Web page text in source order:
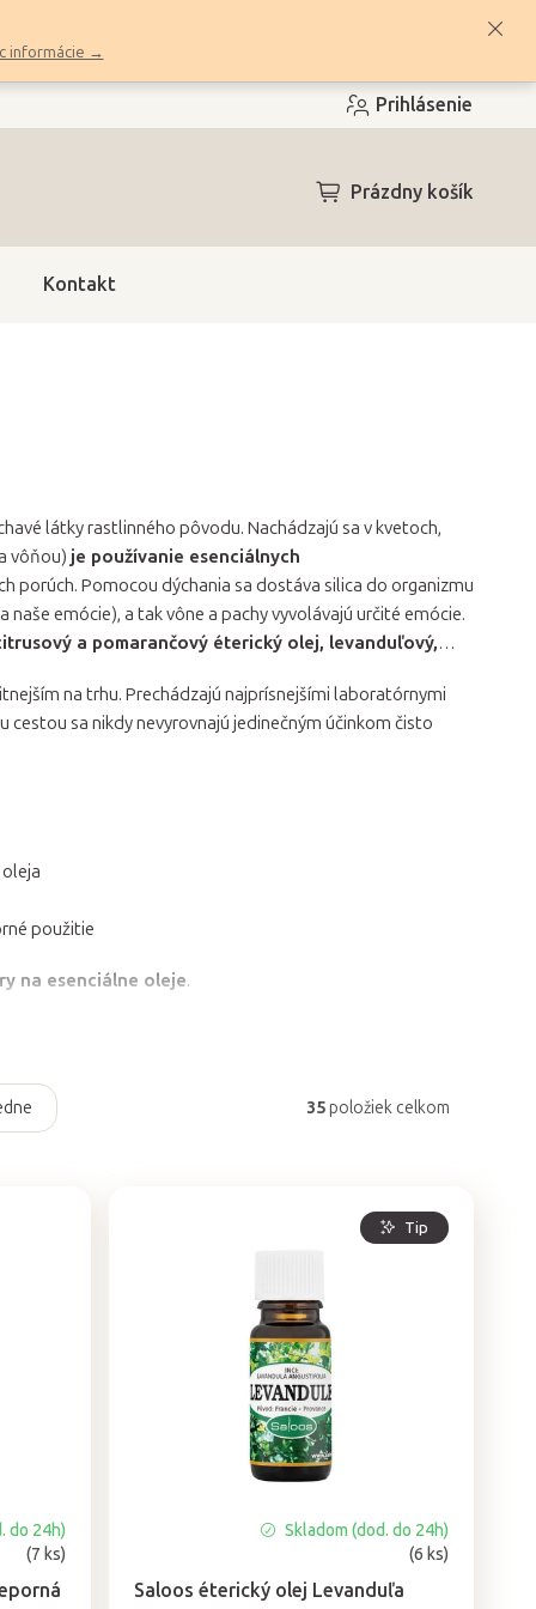
informácie →
Prihlásenie
NÁKUPNÝ
Prázdny košík
Kontakt
látky rastlinného pôvodu. Nachádzajú sa v kvetoch,
vôňou) je používanie esenciálnych
porúch. Pomocou dýchania sa dostáva silica do organizmu
emócie), a tak vône a pachy vyvolávajú určité emócie.
a pomarančový éterický olej, levanduľový,
na trhu. Prechádzajú najprísnejšími laboratórnymi
sa nikdy nevyrovnajú jedinečným účinkom čisto
použitie
na esenciálne oleje.
35položiek celkom
do 24h)
(7 ks)
Tip
Saloos éterický olej Levanduľa
produktu
Skladom (dod. do 24h)
(6 ks)